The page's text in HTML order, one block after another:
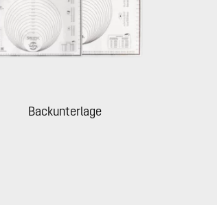
Backunterlage